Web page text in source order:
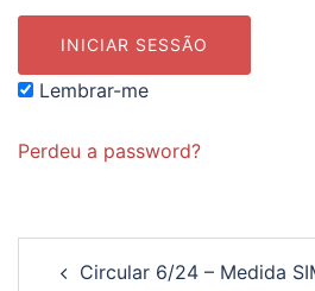
Lembrar-me
Perdeu a password?
Circular 6/24 – Medida